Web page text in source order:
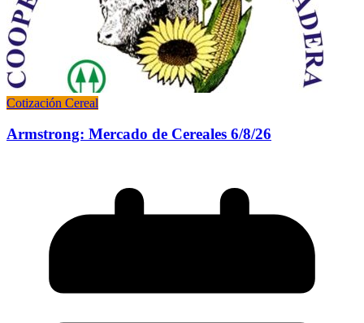
Cotización Cereal
Armstrong: Mercado de Cereales 6/8/26